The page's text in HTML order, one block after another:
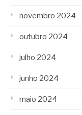
novembro 2024
outubro 2024
julho 2024
junho 2024
maio 2024